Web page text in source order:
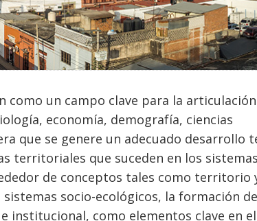
como un campo clave para la
economía, demografía, ciencias
que se genere un adecuado desarrollo
territoriales que suceden en los
de conceptos tales como territorio
socio-ecológicos, la formación de
institucional, como elementos clave en el